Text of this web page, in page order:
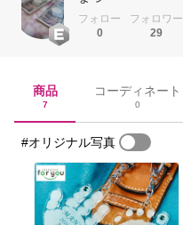
フォロー
0
フォロワー
29
商品
7
コーディネート
0
#オリジナル写真